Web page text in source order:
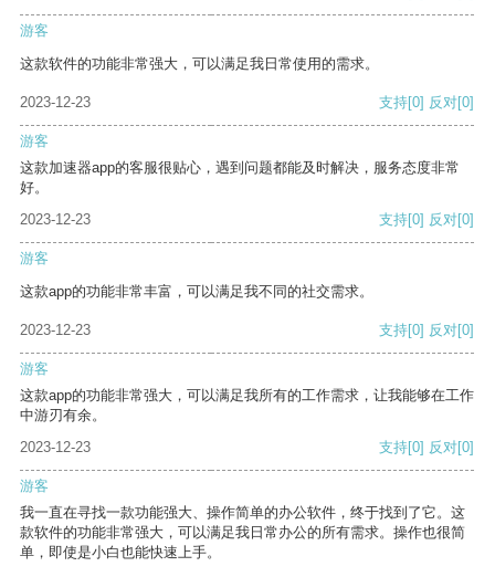
游客
这款软件的功能非常强大，可以满足我日常使用的需求。
2023-12-23 支持[0] 反对[0]
游客
这款加速器app的客服很贴心，遇到问题都能及时解决，服务态度非常
好。
2023-12-23
支持[0] 反对[0]
游客
这款app的功能非常丰富，可以满足我不同的社交需求。
2023-12-23 支持[0] 反对[0]
游客
这款app的功能非常强大，可以满足我所有的工作需求，让我能够在工作
中游刃有余。
2023-12-23
支持[0] 反对[0]
游客
我一直在寻找一款功能强大、操作简单的办公软件，终于找到了它。这
款软件的功能非常强大，可以满足我日常办公的所有需求。操作也很简
单，即使是小白也能快速上手。